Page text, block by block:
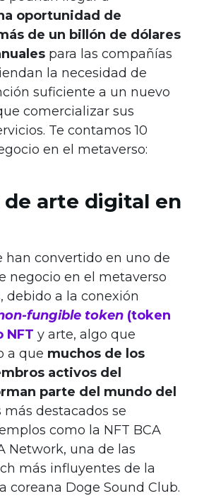
oportunidad de
de un billón de dólares
para las compañías
la necesidad de
suficiente a un nuevo
comercializar sus
Te contamos 10
en el metaverso:
de arte digital en
han convertido en uno de
negocio en el metaverso
debido a la conexión
fungible token (token
NFT y arte, algo que
a que muchos de los
activos del
parte del mundo del
más destacados se
como la NFT BCA
Network, una de las
más influyentes de la
coreana Doge Sound Club.